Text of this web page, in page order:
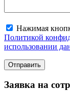
Нажимая
Политикой
использовании
Отправить
Заявка на